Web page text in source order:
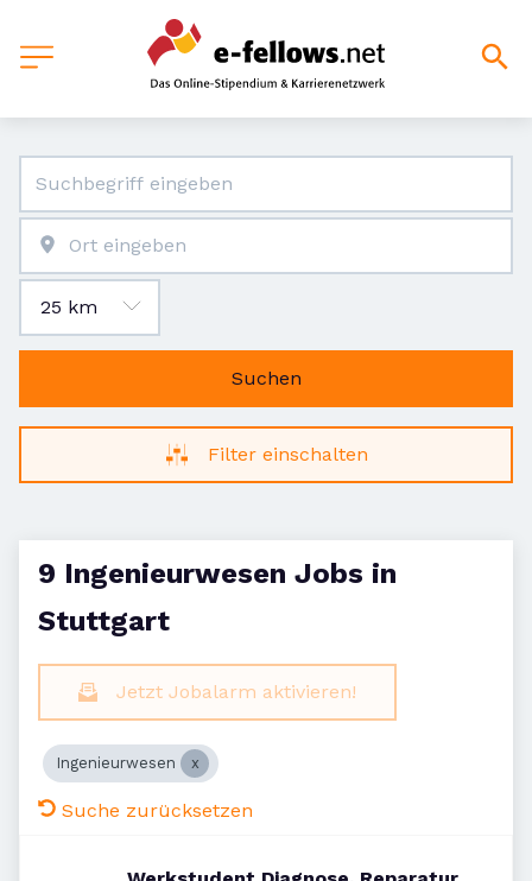
Suchen
Filter einschalten
9 Ingenieurwesen Jobs in
Stuttgart
Jetzt Jobalarm aktivieren!
Ingenieurwesen
Suche zurücksetzen